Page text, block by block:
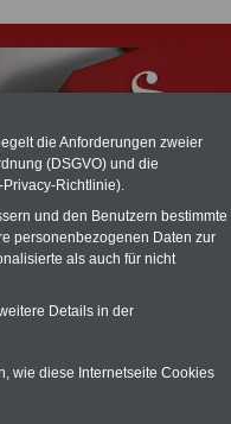
Alimentation)
für verfassungs-
es teilweise
hierzu eine
der
die Anforderungen zweier
(DSGVO) und die
Richtlinie).
und den Benutzern bestimmte
personenbezogenen Daten zur
als auch für nicht
Details in der
wie diese Internetseite Cookies